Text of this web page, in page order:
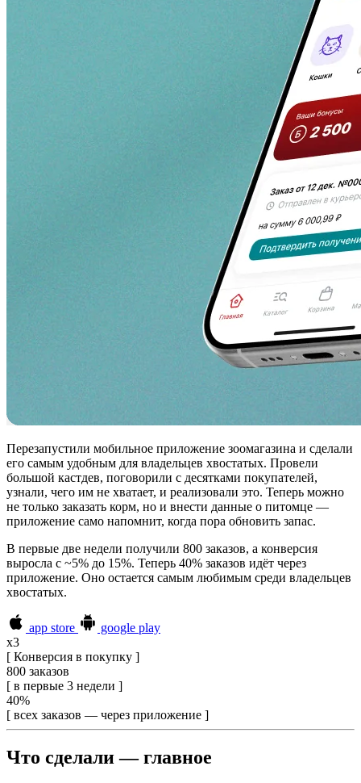
Перезапустили мобильное приложение зоомагазина и сделали
его самым удобным для владельцев хвостатых. Провели
большой кастдев, поговорили с десятками покупателей,
узнали, чего им не хватает, и реализовали это. Теперь можно
не только заказать корм, но и внести данные о питомце —
приложение само напомнит, когда пора обновить запас.
В первые две недели получили 800 заказов, а конверсия
выросла с ~5% до 15%. Теперь 40% заказов идёт через
приложение. Оно остается самым любимым среди владельцев
хвостатых.
app store
google play
x3
[ Конверсия в покупку ]
800 заказов
[ в первые 3 недели ]
40%
[ всех заказов — через приложение ]
Что сделали — главное